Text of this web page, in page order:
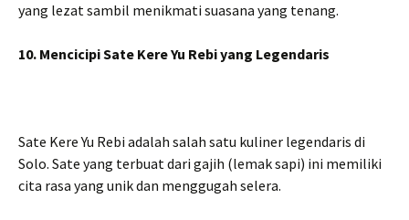
yang lezat sambil menikmati suasana yang tenang.
10. Mencicipi Sate Kere Yu Rebi yang Legendaris
Sate Kere Yu Rebi adalah salah satu kuliner legendaris di
Solo. Sate yang terbuat dari gajih (lemak sapi) ini memiliki
cita rasa yang unik dan menggugah selera.